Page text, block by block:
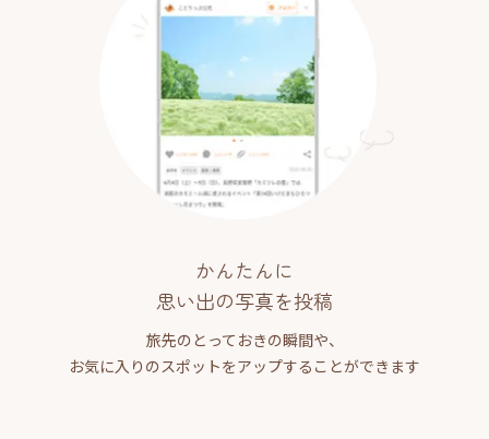
かんたんに
思い出の写真を投稿
旅先のとっておきの瞬間や、
お気に入りのスポットをアップすることができます